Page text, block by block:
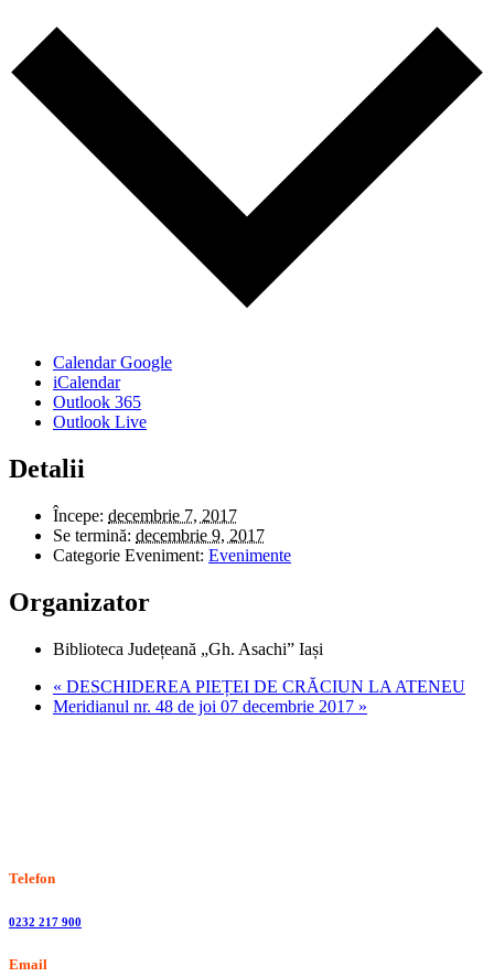
Calendar Google
iCalendar
Outlook 365
Outlook Live
Detalii
Începe: decembrie 7, 2017
Se termină: decembrie 9, 2017
Categorie Eveniment: Evenimente
Organizator
Biblioteca Județeană „Gh. Asachi” Iași
« DESCHIDEREA PIEȚEI DE CRĂCIUN LA ATENEU
Meridianul nr. 48 de joi 07 decembrie 2017 »
Telefon
0232 217 900
Email